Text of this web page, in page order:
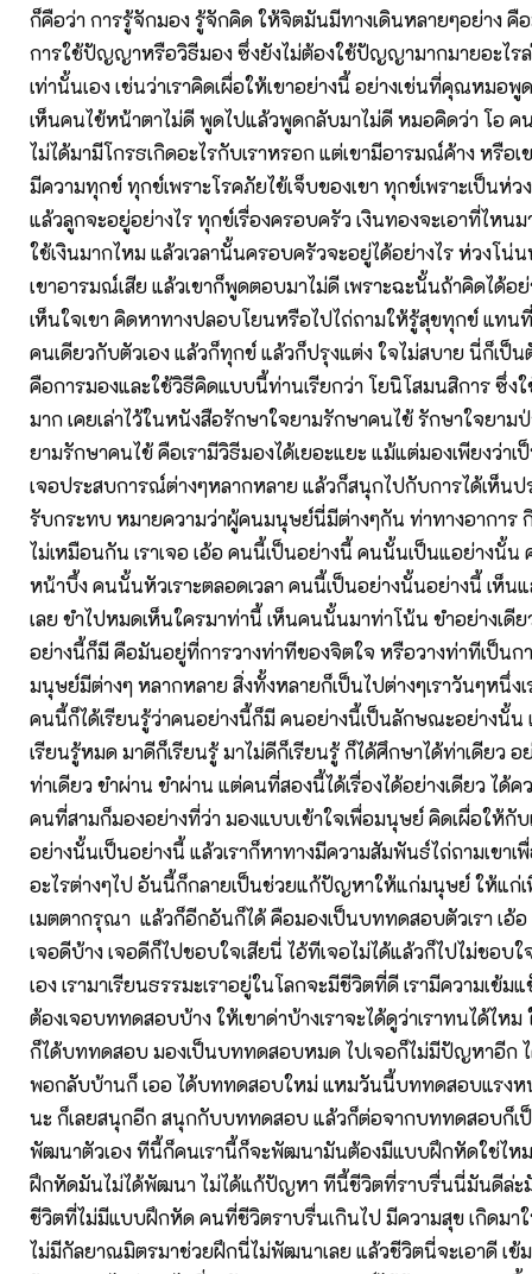
ก็คือว่า การรู้จักมอง รู้จักคิด ให้จิตมันมีทางเดินหลายๆอย่าง คื
การใช้ปัญญาหรือวิธีมอง ซึ่งยังไม่ต้องใช้ปัญญามากมายอะไรล่
เท่านั้นเอง เช่นว่าเราคิดเผื่อให้เขาอย่างนี้ อย่างเช่นที่คุณหมอพู
เห็นคนไข้หน้าตาไม่ดี พูดไปแล้วพูดกลับมาไม่ดี หมอคิดว่า โอ ค
ไม่ได้มามีโกรธเกิดอะไรกับเราหรอก แต่เขามีอารมณ์ค้าง หรือเ
มีความทุกข์ ทุกข์เพราะโรคภัยไข้เจ็บของเขา ทุกข์เพราะเป็นห่
แล้วลูกจะอยู่อย่างไร ทุกข์เรื่องครอบครัว เงินทองจะเอาที่ไหนม
ใช้เงินมากไหม แล้วเวลานั้นครอบครัวจะอยู่ได้อย่างไร ห่วงโน่
เขาอารมณ์เสีย แล้วเขาก็พูดตอบมาไม่ดี เพราะฉะนั้นถ้าคิดได้อ
เห็นใจเขา คิดหาทางปลอบโยนหรือไปไถ่ถามให้รู้สุขทุกข์ แทน
คนเดียวกับตัวเอง แล้วก็ทุกข์ แล้วก็ปรุงแต่ง ใจไม่สบาย นี่ก็เป็
คือการมองและใช้วิธีคิดแบบนี้ท่านเรียกว่า โยนิโสมนสิการ ซึ่ง
มาก เคยเล่าไว้ในหนังสือรักษาใจยามรักษาคนไข้ รักษาใจยาม
ยามรักษาคนไข้ คือเรามีวิธีมองได้เยอะแยะ แม้แต่มองเพียงว่าเ
เจอประสบการณ์ต่างๆหลากหลาย แล้วก็สนุกไปกับการได้เห็น
รับกระทบ หมายความว่าผู้คนมนุษย์นี่มีต่างๆกัน ท่าทางอาการ
ไม่เหมือนกัน เราเจอ เอ้อ คนนี้เป็นอย่างนี้ คนนั้นเป็นแอย่างนั้
หน้าบึ้ง คนนั้นหัวเราะตลอดเวลา คนนี้เป็นอย่างนั้นอย่างนี้ เห็นแ
เลย ขำไปหมดเห็นใครมาท่านี้ เห็นคนนั้นมาท่าโน้น ขำอย่างเดี
อย่างนี้ก็มี คือมันอยู่ที่การวางท่าทีของจิตใจ หรือวางท่าทีเป็นก
มนุษย์มีต่างๆ หลากหลาย สิ่งทั้งหลายก็เป็นไปต่างๆเราวันๆหนึ่งเ
คนนี้ก็ได้เรียนรู้ว่าคนอย่างนี้ก็มี คนอย่างนี้เป็นลักษณะอย่างนั้น
เรียนรู้หมด มาดีก็เรียนรู้ มาไม่ดีก็เรียนรู้ ก็ได้ศึกษาได้ท่าเดียว
ท่าเดียว ขำผ่าน ขำผ่าน แต่คนที่สองนี้ได้เรื่องได้อย่างเดียว ได้ค
คนที่สามก็มองอย่างที่ว่า มองแบบเข้าใจเพื่อมนุษย์ คิดเผื่อให้กับ
อย่างนั้นเป็นอย่างนี้ แล้วเราก็หาทางมีความสัมพันธ์ไถ่ถามเขาเ
อะไรต่างๆไป อันนี้ก็กลายเป็นช่วยแก้ปัญหาให้แก่มนุษย์ ให้แก่
เมตตากรุณา แล้วก็อีกอันก็ได้ คือมองเป็นบททดสอบตัวเรา เอ้อ
เจอดีบ้าง เจอดีก็ไปชอบใจเสียนี่ ไอ้ทีเจอไม่ได้แล้วก็ไปไม่ชอบ
เอง เรามาเรียนธรรมะเราอยู่ในโลกจะมีชีวิตที่ดี เรามีความเข้
ต้องเจอบททดสอบบ้าง ให้เขาด่าบ้างเราจะได้ดูว่าเราทนได้ไหม
ก็ได้บททดสอบ มองเป็นบททดสอบหมด ไปเจอก็ไม่มีปัญหาอีก
พอกลับบ้านก็ เออ ได้บททดสอบใหม่ แหมวันนี้บททดสอบแรงห
นะ ก็เลยสนุกอีก สนุกกับบททดสอบ แล้วก็ต่อจากบททดสอบก็เ
พัฒนาตัวเอง ทีนี้ก็คนเรานี้ก็จะพัฒนามันต้องมีแบบฝึกหัดใช่ไห
ฝึกหัดมันไม่ได้พัฒนา ไม่ได้แก้ปัญหา ทีนี้ชีวิตที่ราบรื่นนี่มันดีล่ะ
ชีวิตที่ไม่มีแบบฝึกหัด คนที่ชีวิตราบรื่นเกินไป มีความสุข เกิดมา
ไม่มีกัลยาณมิตรมาช่วยฝึกนี่ไม่พัฒนาเลย แล้วชีวิตนี่จะเอาดี เข้